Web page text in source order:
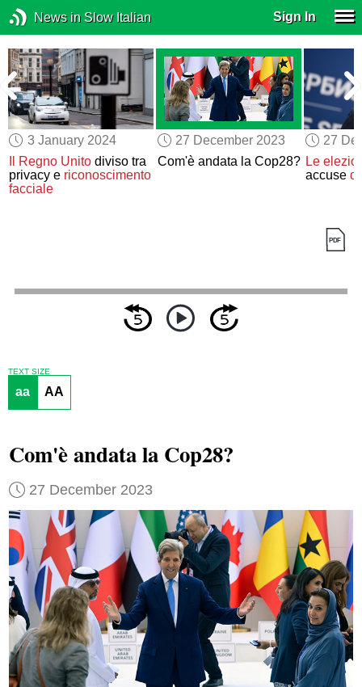
News in Slow Italian Sign In
3 January 2024
Il Regno Unito diviso tra
privacy e riconoscimento
facciale
27 December 2023
Com'è andata la Cop28?
27
Le
accuse
TEXT SIZE
aa AA
Com'è andata la Cop28?
27 December 2023